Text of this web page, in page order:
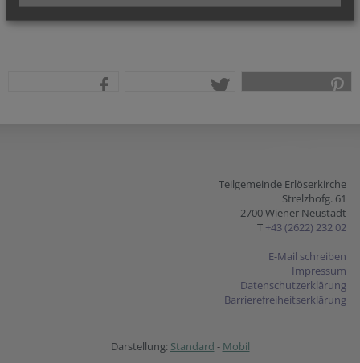
Teilgemeinde Erlöserkirche
Strelzhofg. 61
2700 Wiener Neustadt
T +43 (2622) 232 02
E-Mail schreiben
Impressum
Datenschutzerklärung
Barrierefreiheitserklärung
Darstellung: Standard - Mobil